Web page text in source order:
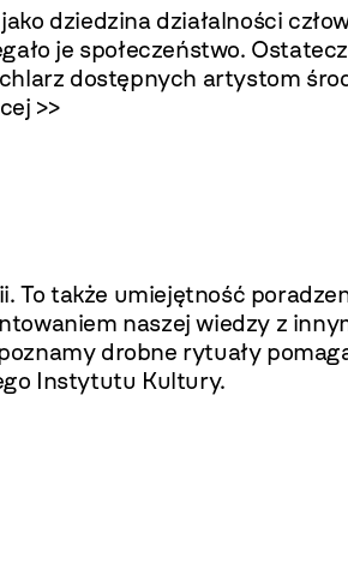
dziedzina działalności
je społeczeństwo.
dostępnych artystom
>>
To także umiejętność
naszej wiedzy z
drobne rytuały
Instytutu Kultury.